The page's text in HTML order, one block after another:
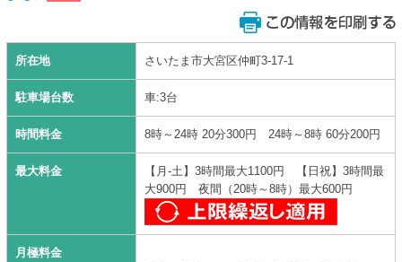
所在地 さいたま市大宮区仲町3-17-1
駐車場台数 車:3台
時間料金 8時～24時 20分300円 24時～8時 60分200円
最大料金
【月‐土】3時間最大1100円 【日祝】3時間最
大900円 夜間（20時～8時）最大600円
月極料金